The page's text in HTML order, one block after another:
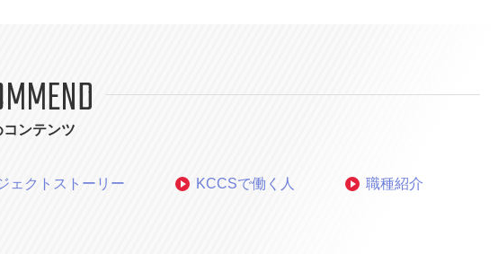
コンテンツ
ェクトストーリー KCCSで働く人 職種紹介